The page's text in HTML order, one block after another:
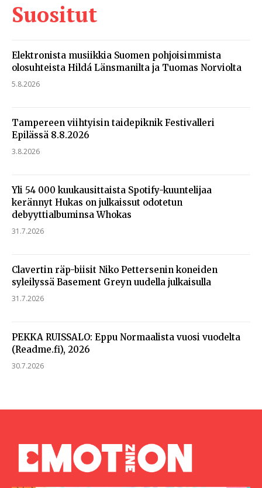
Suositut
Elektronista musiikkia Suomen pohjoisimmista
olosuhteista Hildá Länsmanilta ja Tuomas Norviolta
5.8.2026
Tampereen viihtyisin taidepiknik Festivalleri
Epilässä 8.8.2026
3.8.2026
Yli 54 000 kuukausittaista Spotify-kuuntelijaa
kerännyt Hukas on julkaissut odotetun
debyyttialbuminsa Whokas
31.7.2026
Clavertin räp-biisit Niko Pettersenin koneiden
syleilyssä Basement Greyn uudella julkaisulla
31.7.2026
PEKKA RUISSALO: Eppu Normaalista vuosi vuodelta
(Readme.fi), 2026
30.7.2026